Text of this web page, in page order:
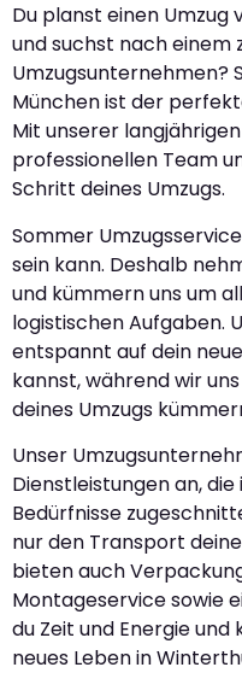
Du planst einen
und suchst nach einem
Umzugsunternehmen?
München ist der
Mit unserer
professionellen Team
Schritt deines Umzugs.
Sommer
sein kann. Deshalb
und kümmern uns um
logistischen Aufgaben.
entspannt auf dein
kannst, während wir
deines Umzugs
Unser
Dienstleistungen an,
Bedürfnisse
nur den Transport
bieten auch
Montageservice sowie
du Zeit und Energie
neues Leben in